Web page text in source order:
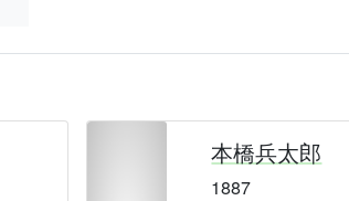
本橋兵太郎
1887